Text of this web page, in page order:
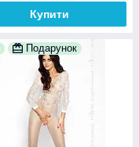
Купити
Подарунок